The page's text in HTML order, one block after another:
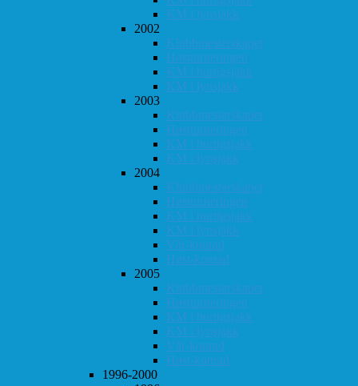
KM i lynsjakk
2002
Klubbmesterskapet
Høstturneringen
KM i hurtigsjakk
KM i lynsjakk
2003
Klubbmesterskapet
Høstturneringen
KM i hurtigsjakk
KM i lynsjakk
2004
Klubbmesterskapet
Høstturneringen
KM i hurtigsjakk
KM i lynsjakk
Vår-konrad
Høst-konrad
2005
Klubbmesterskapet
Høstturneringen
KM i hurtigsjakk
KM i lynsjakk
Vår-konrad
Høst-konrad
1996-2000